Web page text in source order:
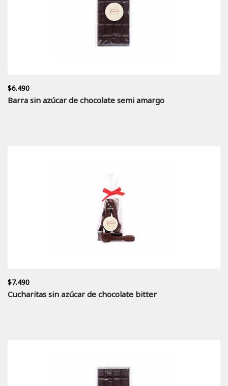
$6.490
Barra sin azúcar de chocolate semi amargo
$7.490
Cucharitas sin azúcar de chocolate bitter